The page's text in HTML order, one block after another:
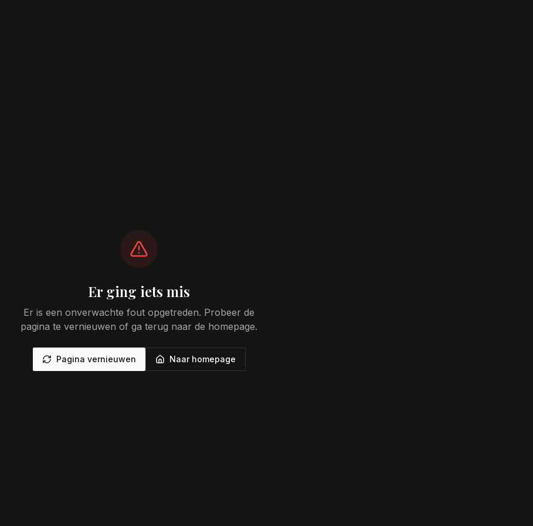
Er ging iets mis
Er is een onverwachte fout opgetreden. Probeer de
pagina te vernieuwen of ga terug naar de homepage.
Pagina vernieuwen Naar homepage